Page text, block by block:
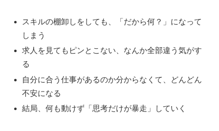
スキルの棚卸しをしても、「だから何？」になって
しまう
求人を見てもピンとこない、なんか全部違う気がす
る
自分に合う仕事があるのか分からなくて、どんどん
不安になる
結局、何も動けず「思考だけが暴走」していく